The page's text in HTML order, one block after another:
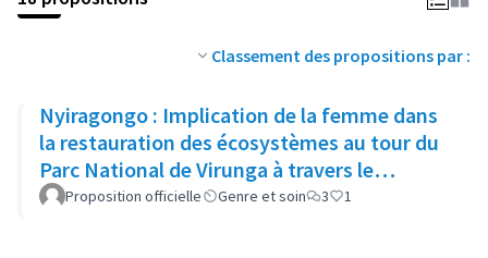
Classement des propositions par :
Nyiragongo : Implication de la femme dans
la restauration des écosystèmes au tour du
Parc National de Virunga à travers le
reboisement
Proposition officielle Genre et soin 3 1